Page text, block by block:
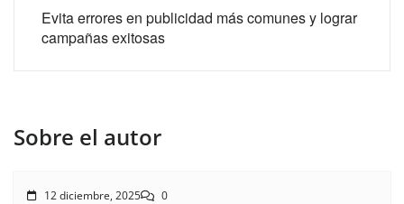
Evita errores en publicidad más comunes y lograr
campañas exitosas
Sobre el autor
12 diciembre, 2025 0